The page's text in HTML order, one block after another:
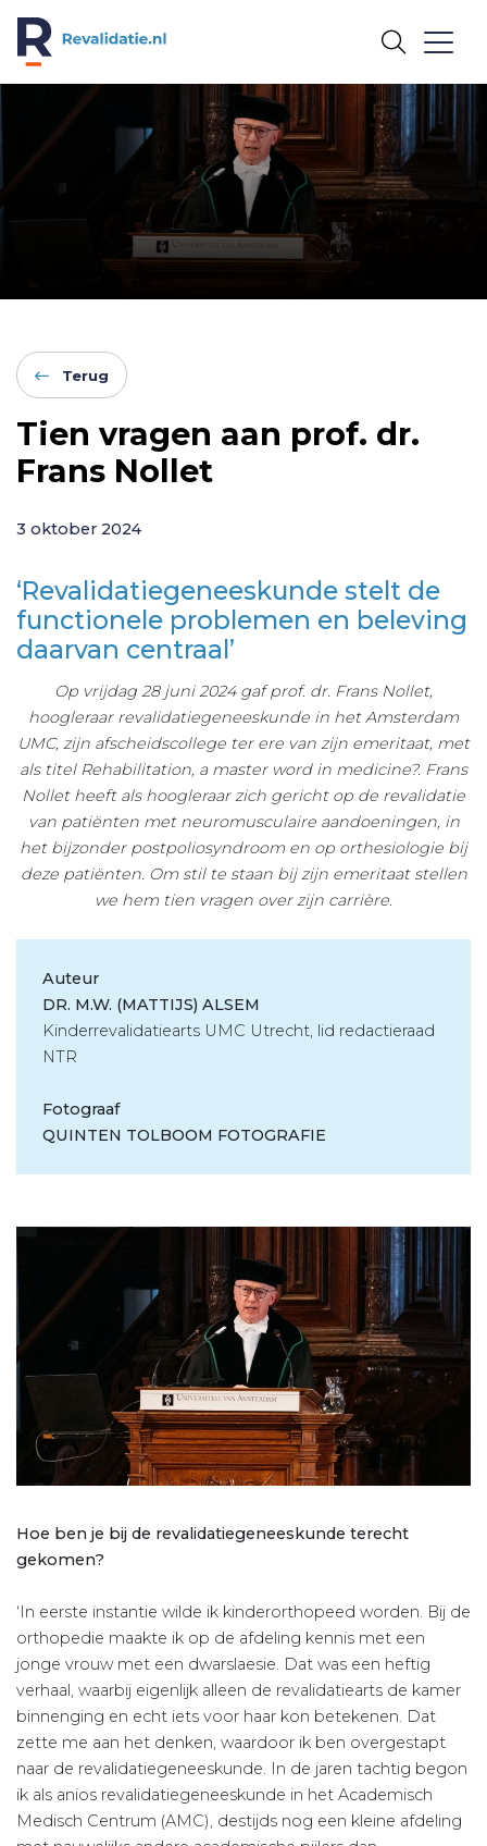
REVALIDATIE.NL
Terug
Tien vragen aan prof. dr.
Frans Nollet
3 oktober 2024
‘Revalidatiegeneeskunde stelt de
functionele problemen en beleving
daarvan centraal’
Op vrijdag 28 juni 2024 gaf prof. dr. Frans Nollet,
hoogleraar revalidatiegeneeskunde in het Amsterdam
UMC, zijn afscheidscollege ter ere van zijn emeritaat, met
als titel Rehabilitation, a master word in medicine?. Frans
Nollet heeft als hoogleraar zich gericht op de revalidatie
van patiënten met neuromusculaire aandoeningen, in
het bijzonder postpoliosyndroom en op orthesiologie bij
deze patiënten. Om stil te staan bij zijn emeritaat stellen
we hem tien vragen over zijn carrière.
Auteur
DR. M.W. (MATTIJS) ALSEM
Kinderrevalidatiearts UMC Utrecht, lid redactieraad
NTR
Fotograaf
QUINTEN TOLBOOM FOTOGRAFIE
Hoe ben je bij de revalidatiegeneeskunde terecht
gekomen?
‘In eerste instantie wilde ik kinderorthopeed worden. Bij de
orthopedie maakte ik op de afdeling kennis met een
jonge vrouw met een dwarslaesie. Dat was een heftig
verhaal, waarbij eigenlijk alleen de revalidatiearts de kamer
binnenging en echt iets voor haar kon betekenen. Dat
zette me aan het denken, waardoor ik ben overgestapt
naar de revalidatiegeneeskunde. In de jaren tachtig begon
ik als anios revalidatiegeneeskunde in het Academisch
Medisch Centrum (AMC), destijds nog een kleine afdeling